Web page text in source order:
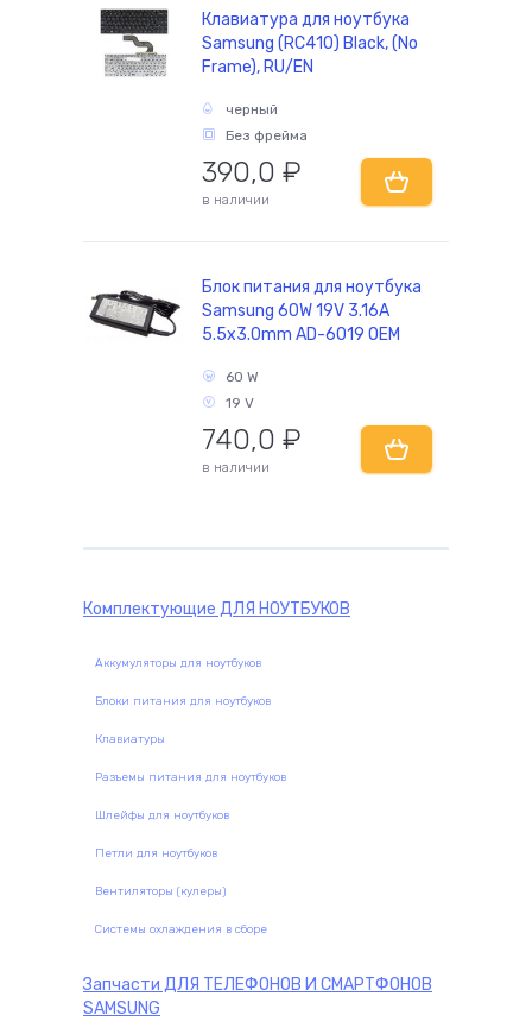
Клавиатура для ноутбука
Samsung (RC410) Black, (No
Frame), RU/EN
черный
Без фрейма
390,0 ₽
в наличии
Блок питания для ноутбука
Samsung 60W 19V 3.16A
5.5x3.0mm AD-6019 OEM
60 W
19 V
740,0 ₽
в наличии
Комплектующие ДЛЯ НОУТБУКОВ
Аккумуляторы для ноутбуков
Блоки питания для ноутбуков
Клавиатуры
Разъемы питания для ноутбуков
Шлейфы для ноутбуков
Петли для ноутбуков
Вентиляторы (кулеры)
Системы охлаждения в сборе
Запчасти ДЛЯ ТЕЛЕФОНОВ И СМАРТФОНОВ
SAMSUNG